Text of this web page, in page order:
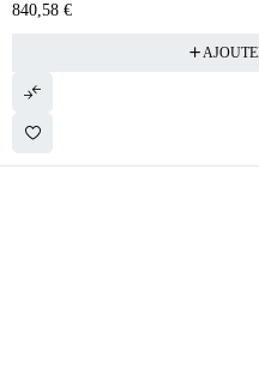
840,58 €